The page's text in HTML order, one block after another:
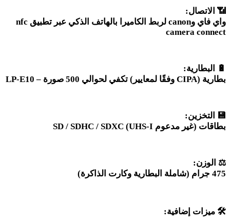
📶 الاتصال:
واي فاي و
nfc لربط الكاميرا بالهاتف الذكي عبر تطبيق canon
camera connect
🔋 البطارية:
بطارية
تكفي لحوالي 500 صورة ( وفقًا لمعايير CIPA)
💾 التخزين:
بطاقات غير مدعوم)
⚖️ الوزن:
475 جرام (شاملة البطارية وكارت الذاكرة)
🛠️ ميزات إضافية: